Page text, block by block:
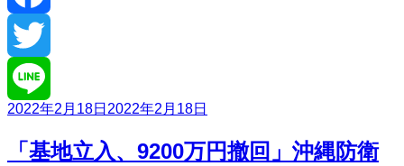
投
日:
2022年2月18日 2022年2月18日
「基地立入、9200万円撤回」沖縄防衛